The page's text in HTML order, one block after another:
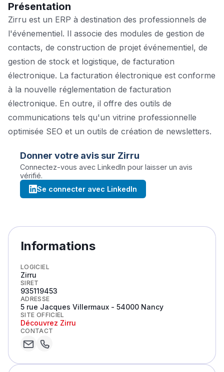
Présentation
Zirru est un ERP à destination des professionnels de
l'événementiel. Il associe des modules de gestion de
contacts, de construction de projet événementiel, de
gestion de stock et logistique, de facturation
électronique. La facturation électronique est conforme
à la nouvelle réglementation de facturation
électronique. En outre, il offre des outils de
communications tels qu'un vitrine professionnelle
optimisée SEO et un outils de création de newsletters.
Donner votre avis sur Zirru
Connectez-vous avec LinkedIn pour laisser un avis
vérifié.
Se connecter avec LinkedIn
Informations
LOGICIEL
Zirru
SIRET
935119453
ADRESSE
5 rue Jacques Villermaux - 54000 Nancy
SITE OFFICIEL
Découvrez Zirru
CONTACT